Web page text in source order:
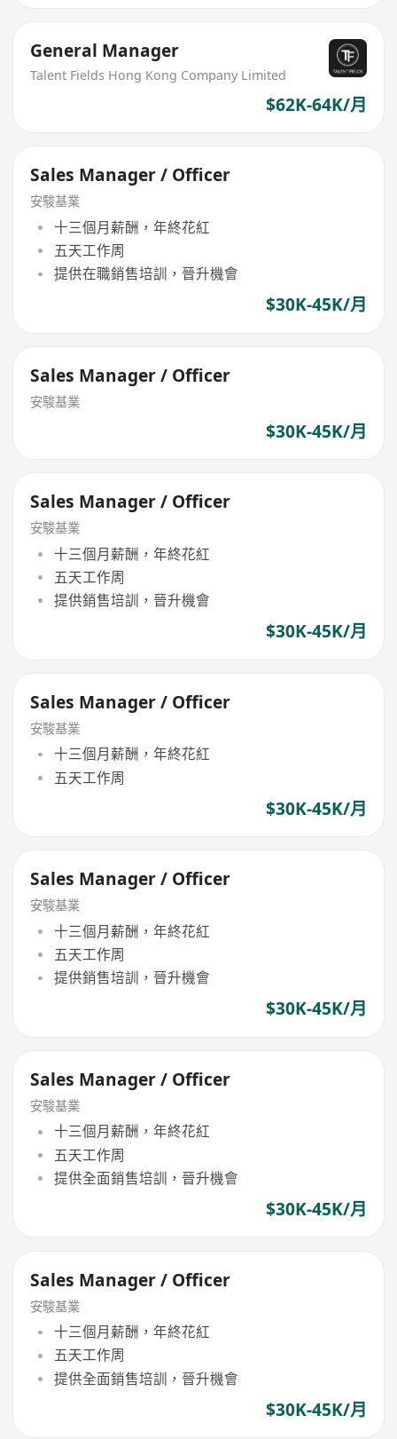
General Manager
Talent Fields Hong Kong Company Limited
$62K-64K/月
Sales Manager / Officer
安駿基業
十三個月薪酬，年終花紅
五天工作周
提供在職銷售培訓，晉升機會
$30K-45K/月
Sales Manager / Officer
安駿基業
$30K-45K/月
Sales Manager / Officer
安駿基業
十三個月薪酬，年終花紅
五天工作周
提供銷售培訓，晉升機會
$30K-45K/月
Sales Manager / Officer
安駿基業
十三個月薪酬，年終花紅
五天工作周
$30K-45K/月
Sales Manager / Officer
安駿基業
十三個月薪酬，年終花紅
五天工作周
提供銷售培訓，晉升機會
$30K-45K/月
Sales Manager / Officer
安駿基業
十三個月薪酬，年終花紅
五天工作周
提供全面銷售培訓，晉升機會
$30K-45K/月
Sales Manager / Officer
安駿基業
十三個月薪酬，年終花紅
五天工作周
提供全面銷售培訓，晉升機會
$30K-45K/月